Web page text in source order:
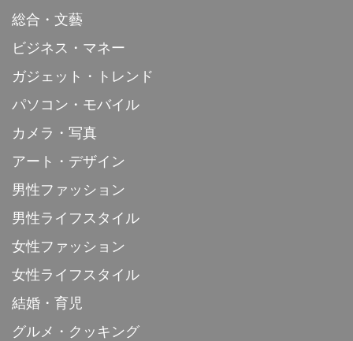
総合・文藝
ビジネス・マネー
ガジェット・トレンド
パソコン・モバイル
カメラ・写真
アート・デザイン
男性ファッション
男性ライフスタイル
女性ファッション
女性ライフスタイル
結婚・育児
グルメ・クッキング